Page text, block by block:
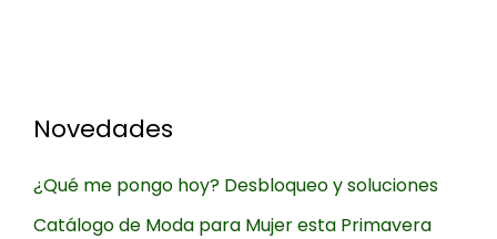
Novedades
¿Qué me pongo hoy? Desbloqueo y soluciones
Catálogo de Moda para Mujer esta Primavera